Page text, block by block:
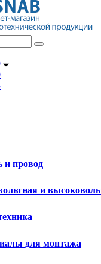
и провод
и
для монтажа